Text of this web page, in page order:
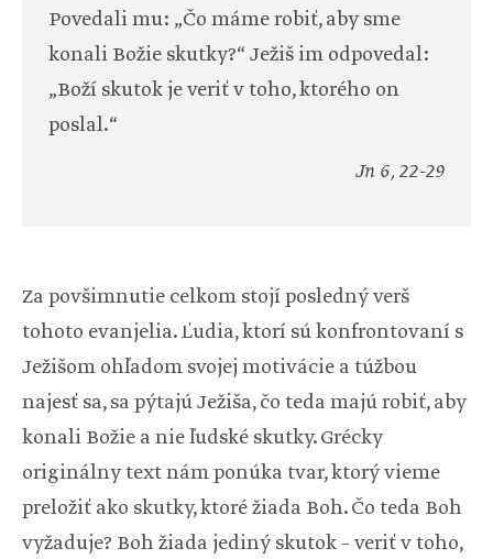
Povedali mu: „Čo máme robiť, aby sme
konali Božie skutky?“ Ježiš im odpovedal:
„Boží skutok je veriť v toho, ktorého on
poslal.“
Jn 6, 22-29
Za povšimnutie celkom stojí posledný verš
tohoto evanjelia. Ľudia, ktorí sú konfrontovaní s
Ježišom ohľadom svojej motivácie a túžbou
najesť sa, sa pýtajú Ježiša, čo teda majú robiť, aby
konali Božie a nie ľudské skutky. Grécky
originálny text nám ponúka tvar, ktorý vieme
preložiť ako skutky, ktoré žiada Boh. Čo teda Boh
vyžaduje? Boh žiada jediný skutok – veriť v toho,